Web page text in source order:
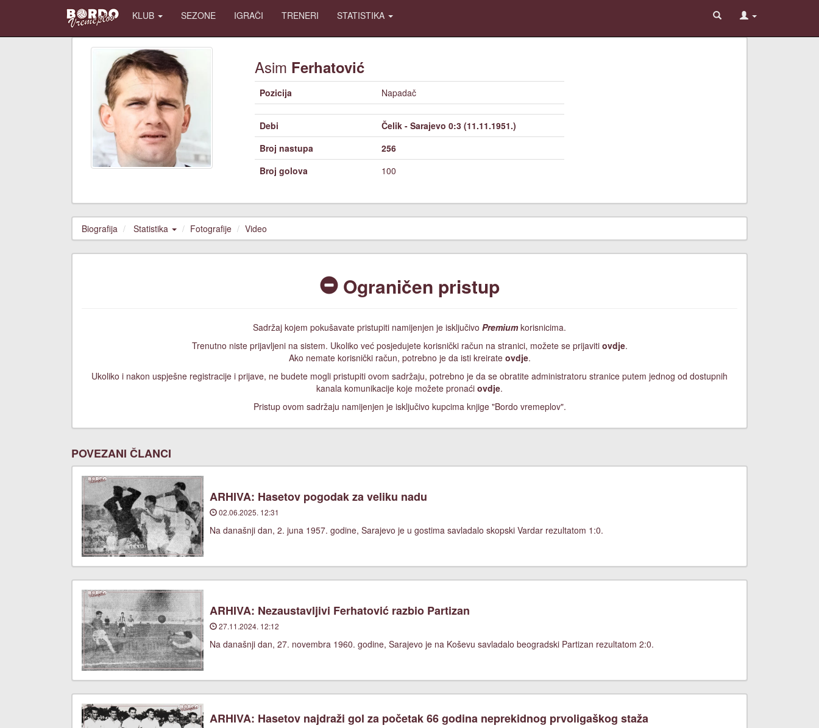
KLUB SEZONE IGRAČI TRENERI STATISTIKA
Asim Ferhatović
Pozicija Napadač
Debi
Čelik - Sarajevo 0:3 (11.11.1951.)
Broj nastupa
256
Broj golova
100
Biografija Statistika Fotografije Video
Ograničen pristup
Sadržaj kojem pokušavate pristupiti namijenjen je isključivo Premiumkorisnicima.
Trenutno niste prijavljeni na sistem. Ukoliko već posjedujete korisnički račun na stranici, možete se prijaviti ovdje.
Ako nemate korisnički račun, potrebno je da isti kreirate ovdje.
Ukoliko i nakon uspješne registracije i prijave, ne budete mogli pristupiti ovom sadržaju, potrebno je da se obratite administratoru stranice putem jednog od dostupnih
kanala komunikacije koje možete pronaći ovdje.
Pristup ovom sadržaju namijenjen je isključivo kupcima knjige "Bordo vremeplov".
POVEZANI ČLANCI
ARHIVA: Hasetov pogodak za veliku nadu
02.06.2025. 12:31
Na današnji dan, 2. juna 1957. godine, Sarajevo je u gostima savladalo skopski Vardar rezultatom 1:0.
ARHIVA: Nezaustavljivi Ferhatović razbio Partizan
27.11.2024. 12:12
Na današnji dan, 27. novembra 1960. godine, Sarajevo je na Koševu savladalo beogradski Partizan rezultatom 2:0.
ARHIVA: Hasetov najdraži gol za početak 66 godina neprekidnog prvoligaškog staža